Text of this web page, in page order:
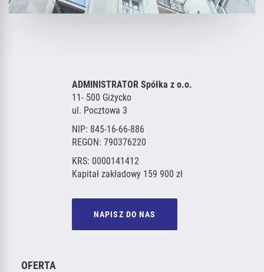
ADMINISTRATOR Spółka z o.o.
11- 500 Giżycko
ul. Pocztowa 3
NIP: 845-16-66-886
REGON: 790376220
KRS: 0000141412
Kapitał zakładowy 159 900 zł
NAPISZ DO NAS
OFERTA